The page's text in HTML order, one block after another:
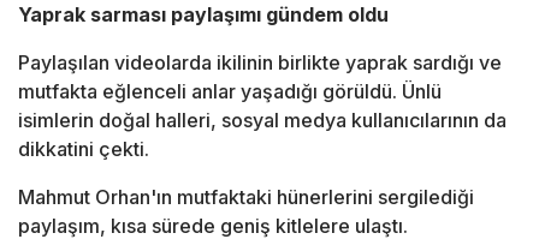
Yaprak sarması paylaşımı gündem oldu
Paylaşılan videolarda ikilinin birlikte yaprak sardığı ve
mutfakta eğlenceli anlar yaşadığı görüldü. Ünlü
isimlerin doğal halleri, sosyal medya kullanıcılarının da
dikkatini çekti.
Mahmut Orhan'ın mutfaktaki hünerlerini sergilediği
paylaşım, kısa sürede geniş kitlelere ulaştı.